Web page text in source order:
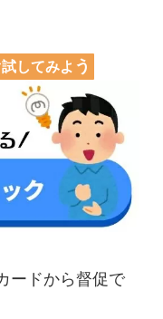
してみよ う
ードから督促で